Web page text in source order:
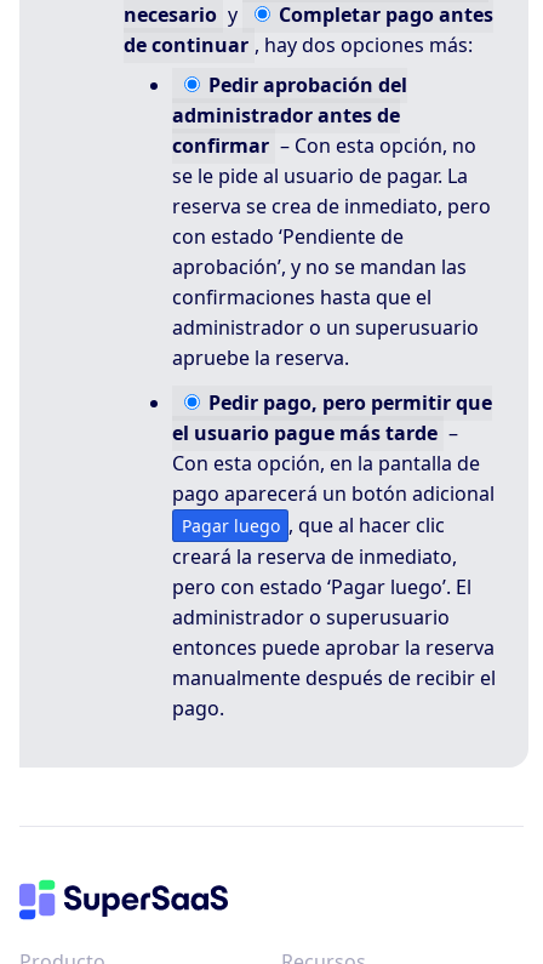
necesario y Completarpago antes
de continuar , hay dos opciones más:
Pediraprobación del
administrador antes de
confirmar – Con esta opción, no
se le pide al usuario de pagar. La
reserva se crea de inmediato, pero
con estado ‘Pendiente de
aprobación’, y no se mandan las
confirmaciones hasta que el
administrador o un superusuario
apruebe la reserva.
Pedir pago, pero permitir que
el usuario pague más tarde –
Con esta opción, en la pantalla de
pago aparecerá un botón adicional
Pagar luego , que al hacer clic
creará la reserva de inmediato,
pero con estado ‘Pagar luego’. El
administrador o superusuario
entonces puede aprobar la reserva
manualmente después de recibir el
pago.